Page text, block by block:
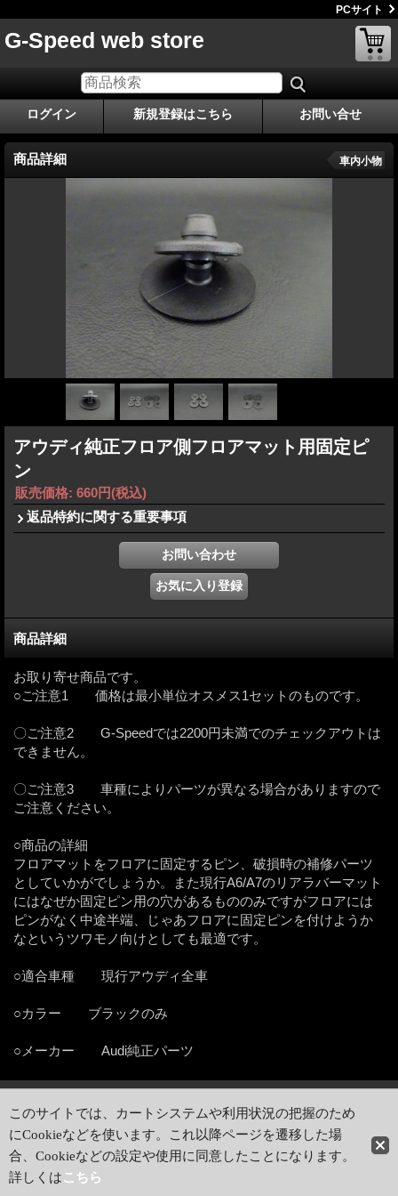
PCサイト
G-Speed web store
ログイン 新規登録はこちら お問い合せ
商品詳細 車内小物
アウディ純正フロア側フロアマット用固定ピ
ン
販売価格: 660円(税込)
返品特約に関する重要事項
商品詳細
お取り寄せ商品です。
○ご注意1 価格は最小単位オスメス1セットのものです。
〇ご注意2 G-Speedでは2200円未満でのチェックアウトは
できません。
〇ご注意3 車種によりパーツが異なる場合がありますので
ご注意ください。
○商品の詳細
フロアマットをフロアに固定するピン、破損時の補修パーツ
としていかがでしょうか。また現行A6/A7のリアラバーマット
にはなぜか固定ピン用の穴があるもののみですがフロアには
ピンがなく中途半端、じゃあフロアに固定ピンを付けようか
なというツワモノ向けとしても最適です。
○適合車種 現行アウディ全車
○カラー ブラックのみ
○メーカー Audi純正パーツ
特定商取引法表示 | ご利用案内
PCサイト
Copyright (C) 2007-2026 G-Speed web store, All Rights
このサイトでは、カートシステムや利用状況の把握のため
にCookieなどを使います。これ以降ページを遷移した場
合、Cookieなどの設定や使用に同意したことになります。
詳しくはこちら